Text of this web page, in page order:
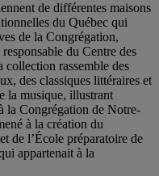
de différentes maisons
du Québec qui
de la Congrégation,
du Centre des
collection rassemble des
des classiques littéraires et
la musique, illustrant
la Congrégation de Notre-
à la création du
de l’École préparatoire de
appartenait à la